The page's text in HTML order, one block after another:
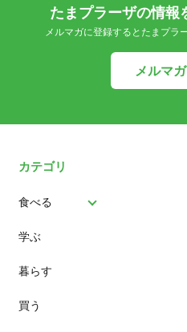
たまプラーザの情報
メルマガに登録するとたまプラ
メルマ
カテゴリ
食べる
パン
スイーツ
ランチ
学ぶ
暮らす
買う